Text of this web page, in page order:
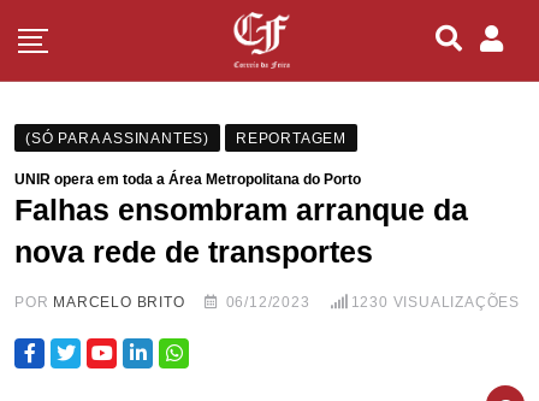
(SÓ PARA ASSINANTES) REPORTAGEM
UNIR opera em toda a Área Metropolitana do Porto
Falhas ensombram arranque da
nova rede de transportes
POR MARCELO BRITO 06/12/2023 1230 VISUALIZAÇÕES